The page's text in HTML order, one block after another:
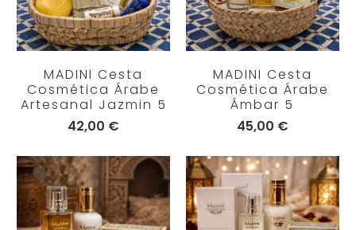
MADINI Cesta
Cosmética Árabe
Artesanal Jazmin 5
42,00 €
MADINI Cesta
Cosmética Árabe
Ámbar 5
45,00 €